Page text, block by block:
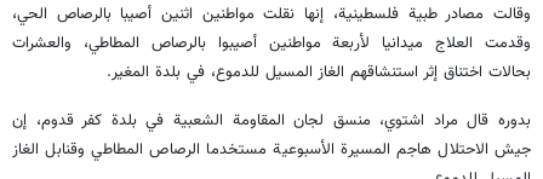
وقالت مصادر طبية فلسطينية، إنها نقلت مواطنين اثنين أصيبا بالرصاص الحي،
وقدمت العلاج ميدانيا لأربعة مواطنين أصيبوا بالرصاص المطاطي، والعشرات
بحالات اختناق إثر استنشاقهم الغاز المسيل للدموع، في بلدة المغير.
بدوره قال مراد اشتوي، منسق لجان المقاومة الشعبية في بلدة كفر قدوم، إن
جيش الاحتلال هاجم المسيرة الأسبوعية مستخدما الرصاص المطاطي وقنابل الغاز